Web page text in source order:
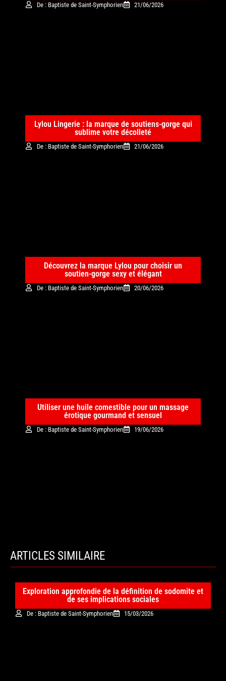
De : Baptiste de Saint-Symphorien 21/06/2026
Lylou Lingerie : la marque de soutiens-gorge qui
sublime votre décolleté
De : Baptiste de Saint-Symphorien 21/06/2026
Découvrez la marque Lylou pour choisir un
soutien-gorge sexy et élégant
De : Baptiste de Saint-Symphorien 20/06/2026
Utiliser une huile comestible pour un massage
érotique gourmand et sensuel
De : Baptiste de Saint-Symphorien 19/06/2026
ARTICLES SIMILAIRE
Exploration approfondie de la définition de sodomite et
de ses implications sociales
De : Baptiste de Saint-Symphorien 15/03/2026